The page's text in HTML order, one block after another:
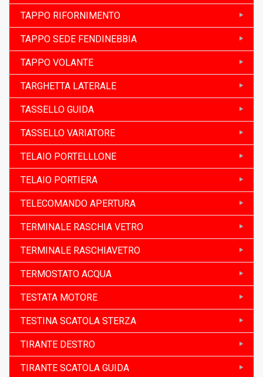
TAPPO RIFORNIMENTO
TAPPO SEDE FENDINEBBIA
TAPPO VOLANTE
TARGHETTA LATERALE
TASSELLO GUIDA
TASSELLO VARIATORE
TELAIO PORTELLLONE
TELAIO PORTIERA
TELECOMANDO APERTURA
TERMINALE RASCHIA VETRO
TERMINALE RASCHIAVETRO
TERMOSTATO ACQUA
TESTATA MOTORE
TESTINA SCATOLA STERZA
TIRANTE DESTRO
TIRANTE SCATOLA GUIDA